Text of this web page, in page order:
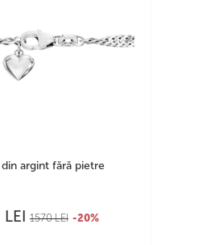
din argint fără pietre
LEI 1570LEI -20%